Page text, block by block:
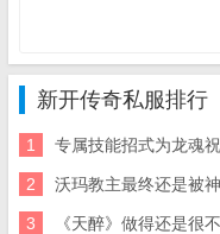
新开传奇私服排行
1 专属技能招式为龙魂
2 沃玛教主最终还是被
3 《天醉》做得还是很